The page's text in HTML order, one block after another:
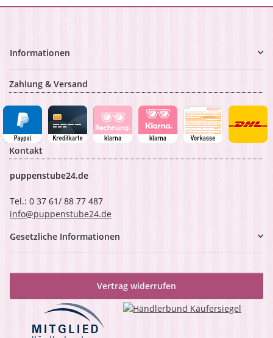
Informationen
Zahlung & Versand
Kontakt
puppenstube24.de
Tel.: 0 37 61/ 88 77 487
info@puppenstube24.de
Gesetzliche Informationen
Vertrag widerrufen